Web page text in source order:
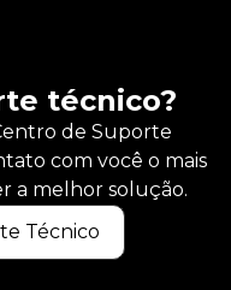
técnico?
de Suporte
com você o mais
a melhor solução.
Técnico